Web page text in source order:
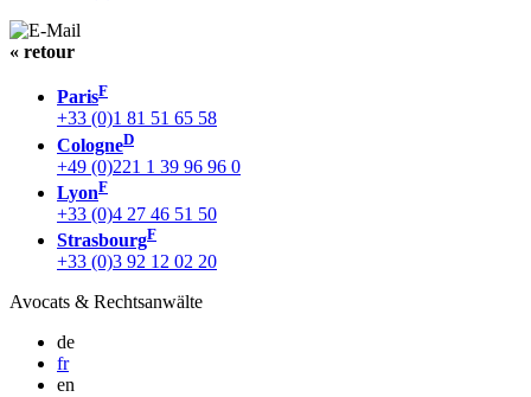
« retour
ParisF
+33 (0)1 81 51 65 58
CologneD
+49 (0)221 1 39 96 96 0
LyonF
+33 (0)4 27 46 51 50
StrasbourgF
+33 (0)3 92 12 02 20
Avocats & Rechtsanwälte
de
fr
en